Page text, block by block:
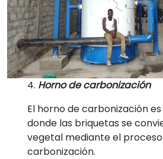
4. Horno de carbonización
El horno de carbonización
donde las briquetas se
vegetal mediante el
carbonización.